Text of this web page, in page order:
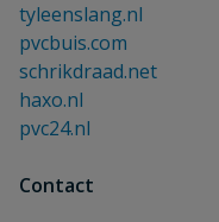
tyleenslang.nl
pvcbuis.com
schrikdraad.net
haxo.nl
pvc24.nl
Contact